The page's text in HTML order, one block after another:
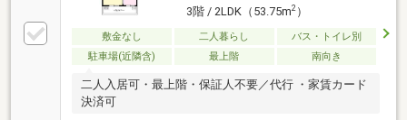
3階 / 2LDK（53.75m2）
敷金なし 二人暮らし
バス・トイレ別
駐車場(近隣含)
最上階 南向き
二人入居可・最上階・保証人不要／代行 ・家賃カード
決済可